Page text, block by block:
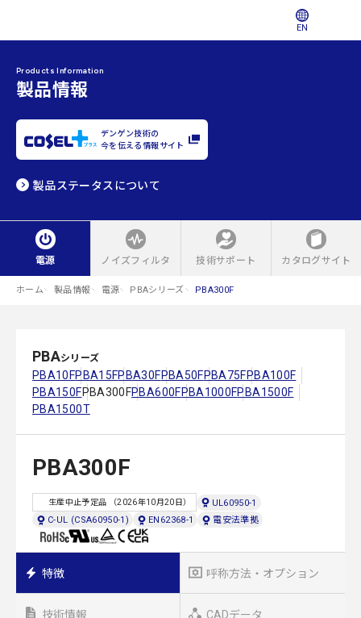
EN
Products Information
製品情報
デンゲン技術の
今を伝える情報サイト
製品ステータスについて
電源 ノイズフィルタ 技術サポート カタログサイト
ホーム 製品情報 電源 PBAシリーズ PBA300F
PBAシリーズ
PBA10FPBA15FPBA30FPBA50FPBA75FPBA100F
PBA150FPBA300FPBA600FPBA1000FPBA1500F
PBA1500T
PBA300F
生産中止予定品 （2026年10月20日）
UL60950-1
C-UL (CSA60950-1)
EN62368-1 電安法準拠
特徴 呼称方法・オプション
技術情報 CADデータ